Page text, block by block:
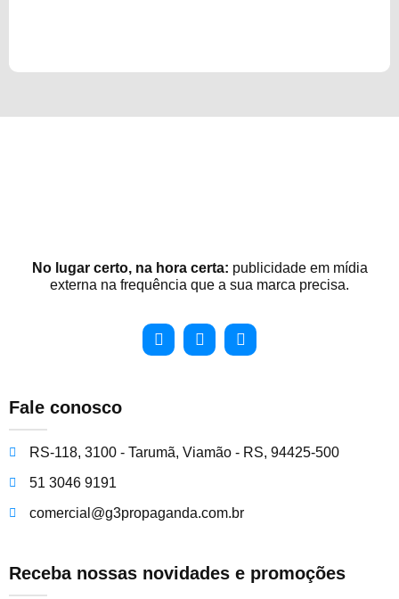
No lugar certo, na hora certa: publicidade em mídia
externa na frequência que a sua marca precisa.
Fale conosco
RS-118, 3100 - Tarumã, Viamão - RS, 94425-500
51 3046 9191
comercial@g3propaganda.com.br
Receba nossas novidades e promoções